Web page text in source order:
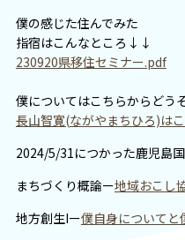
僕の感じた住んでみた
指宿はこんなところ↓↓
230920県移住セミナー.pdf
僕についてはこちらからど
長山智寛(ながやまちひろ)は
2024/5/31につかった鹿児島
まちづくり概論ー地域おこし
地方創生Iー僕自身についてと